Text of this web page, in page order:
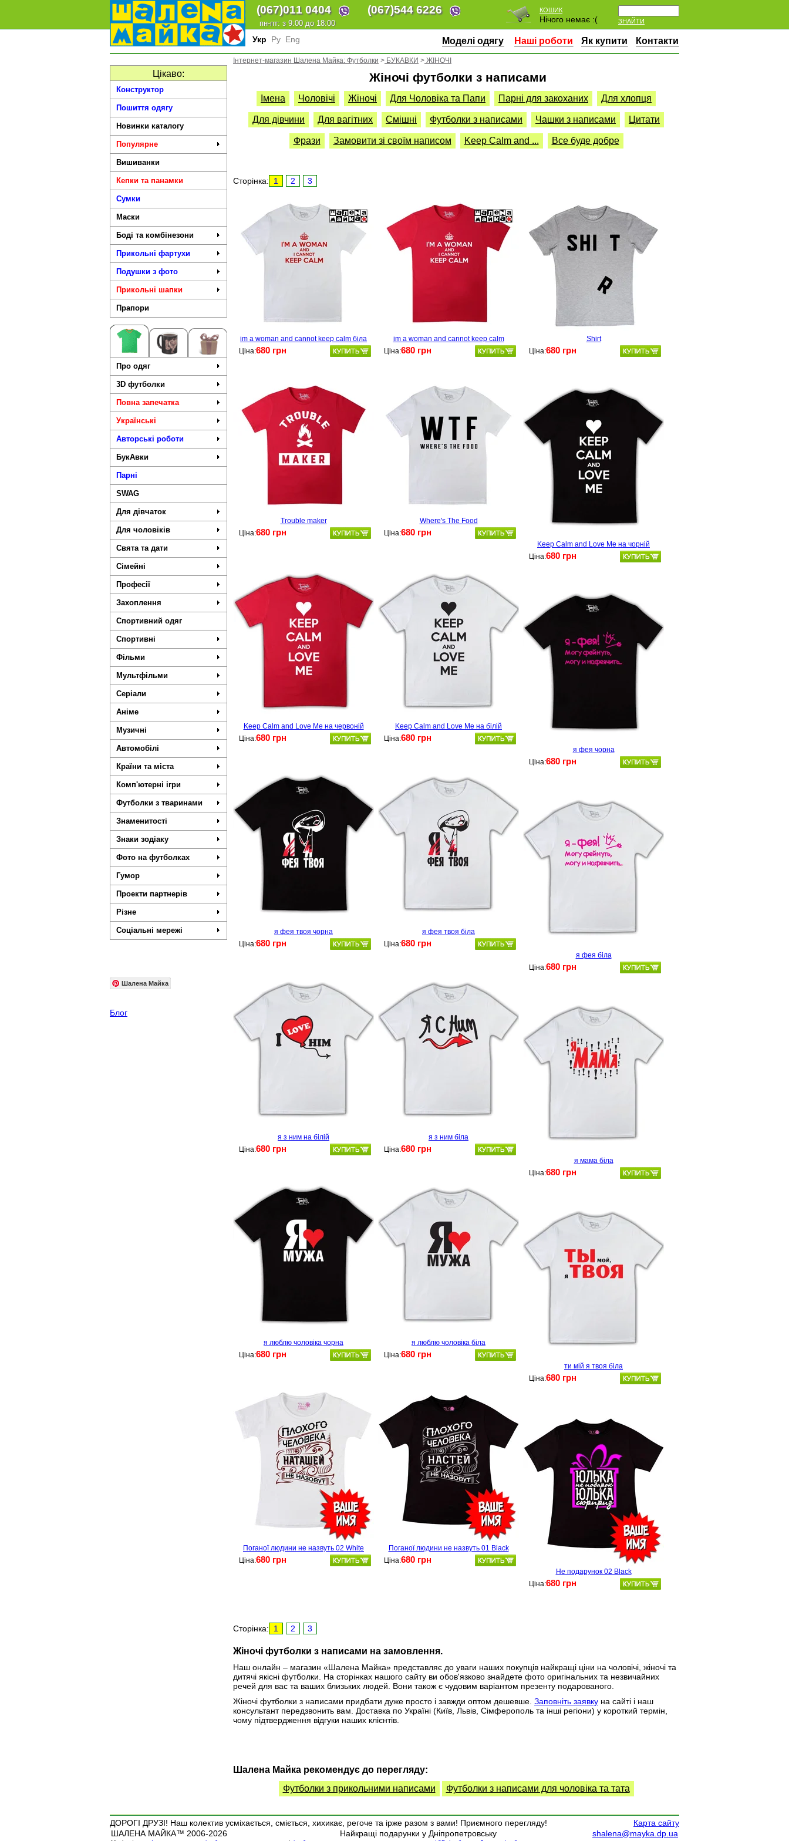
(067)011 0404 (067)544 6226
пн-пт: з 9:00 до 18:00 ЗНАЙТИ
КОШИК
Нічого немає :(
Укр Ру Eng Моделі одягу Наші роботи Як купити Контакти
Цікаво:
Конструктор
Пошиття одягу
Новинки каталогу
Популярне
Вишиванки
Кепки та панамки
Сумки
Маски
Боді та комбінезони
Прикольні фартухи
Подушки з фото
Прикольні шапки
Прапори
Про одяг
3D футболки
Повна запечатка
Українські
Авторські роботи
БукАвки
Парні
SWAG
Для дівчаток
Для чоловіків
Свята та дати
Сімейні
Професії
Захоплення
Спортивний одяг
Спортивні
Фільми
Мультфільми
Серіали
Аніме
Музичні
Автомобілі
Країни та міста
Комп'ютерні ігри
Футболки з тваринами
Знаменитості
Знаки зодіаку
Фото на футболках
Гумор
Проекти партнерів
Різне
Соціальні мережі
Шалена Майка
Блог
Інтернет-магазин Шалена Майка: Футболки > БУКАВКИ > ЖІНОЧІ
Жіночі футболки з написами
Імена Чоловічі Жіночі Для Чоловіка та Папи Парні для закоханих Для хлопця
Для дівчини Для вагітних Смішні Футболки з написами Чашки з написами Цитати
Фрази Замовити зі своїм написом Keep Calm and ... Все буде добре
Сторінка: 1 2 3
im a woman and cannot keep calm біла
Ціна:680 грн
im a woman and cannot keep calm
Ціна:680 грн
Shirt
Ціна:680 грн
Trouble maker
Ціна:680 грн
Where's The Food
Ціна:680 грн
Keep Calm and Love Me на чорній
Ціна:680 грн
Keep Calm and Love Me на червоній
Ціна:680 грн
Keep Calm and Love Me на білій
Ціна:680 грн
я фея чорна
Ціна:680 грн
я фея твоя чорна
Ціна:680 грн
я фея твоя біла
Ціна:680 грн
я фея біла
Ціна:680 грн
я з ним на білій
Ціна:680 грн
я з ним біла
Ціна:680 грн
я мама біла
Ціна:680 грн
я люблю чоловіка чорна
Ціна:680 грн
я люблю чоловіка біла
Ціна:680 грн
ти мій я твоя біла
Ціна:680 грн
Поганої людини не назвуть 02 White
Ціна:680 грн
Поганої людини не назвуть 01 Black
Ціна:680 грн
Не подарунок 02 Black
Ціна:680 грн
Сторінка: 1 2 3
Жіночі футболки з написами на замовлення.
Наш онлайн – магазин «Шалена Майка» представляє до уваги наших покупців найкращі ціни на чоловічі, жіночі та
дитячі якісні футболки. На сторінках нашого сайту ви обов'язково знайдете фото оригінальних та незвичайних
речей для вас та ваших близьких людей. Вони також є чудовим варіантом презенту подарованого.
Жіночі футболки з написами придбати дуже просто і завжди оптом дешевше. Заповніть заявку на сайті і наш
консультант передзвонить вам. Доставка по Україні (Київ, Львів, Сімферополь та інші регіони) у короткий термін,
чому підтвердження відгуки наших клієнтів.
Шалена Майка рекомендує до перегляду:
Футболки з прикольними написами
Футболки з написами для чоловіка та тата
Карта сайту
ДОРОГІ ДРУЗІ! Наш колектив усміхається, сміється, хихикає, регоче та ірже разом з вами! Приємного перегляду!
ШАЛЕНА МАЙКА™ 2006-2026
Найкращі подарунки у Дніпропетровську shalena@mayka.dp.ua